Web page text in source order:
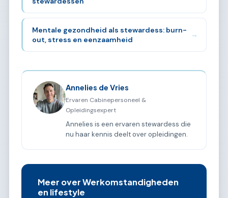
Mentale gezondheid als stewardess: burn-
out, stress en eenzaamheid
→
Annelies de Vries
Ervaren Cabinepersoneel &
Opleidingsexpert
Annelies is een ervaren stewardess die
nu haar kennis deelt over opleidingen.
Meer over Werkomstandigheden
en lifestyle